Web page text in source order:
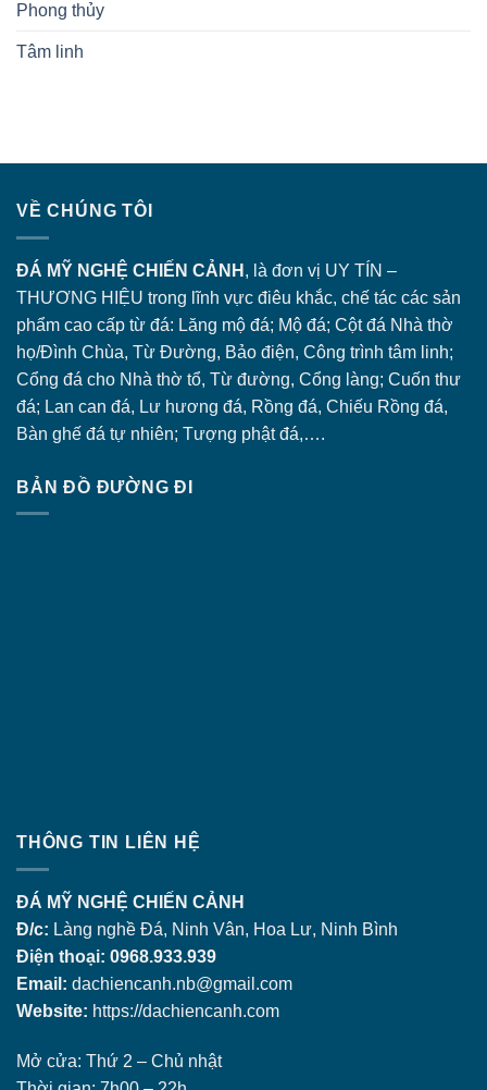
Phong thủy
Tâm linh
VỀ CHÚNG TÔI
ĐÁ MỸ NGHỆ CHIẾN CẢNH , là đơn vị UY TÍN –
THƯƠNG HIỆU trong lĩnh vực điêu khắc, chế tác các sản
phẩm cao cấp từ đá: Lăng mộ đá; Mộ đá; Cột đá Nhà thờ
họ/Đình Chùa, Từ Đường, Bảo điện, Công trình tâm linh;
Cổng đá cho Nhà thờ tổ, Từ đường, Cổng làng; Cuốn thư
đá; Lan can đá, Lư hương đá, Rồng đá, Chiếu Rồng đá,
Bàn ghế đá tự nhiên; Tượng phật đá,….
BẢN ĐỒ ĐƯỜNG ĐI
THÔNG TIN LIÊN HỆ
ĐÁ MỸ NGHỆ CHIẾN CẢNH
Đ/c: Làng nghề Đá, Ninh Vân, Hoa Lư, Ninh Bình
Điện thoại: 0968.933.939
Email: dachiencanh.nb@gmail.com
Website: https://dachiencanh.com
Mở cửa: Thứ 2 – Chủ nhật